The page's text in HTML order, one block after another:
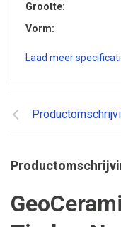
Grootte
Vorm
Laad meer